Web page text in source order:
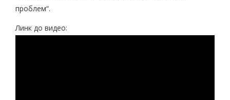
проблем“.
Линк до видео: